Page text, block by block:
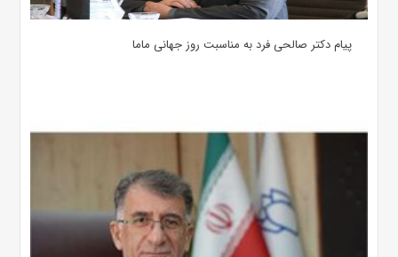
پیام دکتر صالحی فرد به مناسبت روز جهانی ماما